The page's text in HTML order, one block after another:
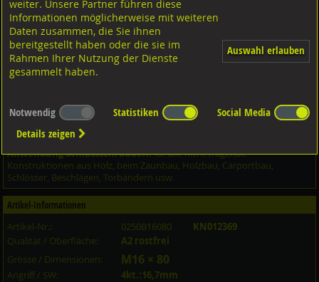
Anwendung Schlossschrauben:für alle nicht tragende
Konstruktionen aus Holz, beim Zaunbau, Holzbau, Carportbau,
Schlösser, Beschlägen, Torbändern usw.
Artikel-Informationen
Artikel-Nr.:
0250B16080
KN012369
Qualität / Oberfläche:
A2 rostfrei
Grösse / Dimensionen:
M16 × 80
Angriff / SW:
4kt.:16,7mm
weiter. Unsere Partner führen diese
Informationen möglicherweise mit weiteren
Daten zusammen, die Sie ihnen
bereitgestellt haben oder die sie im
Rahmen Ihrer Nutzung der Dienste
gesammelt haben.
Auswahl erlauben
Notwendig Statistiken
Social Media
Details zeigen